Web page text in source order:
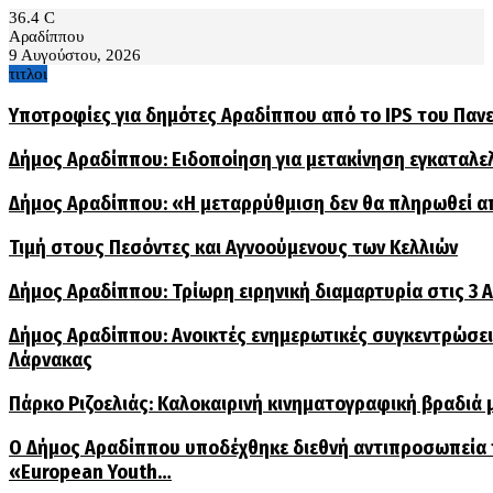
36.4 C
Αραδίππου
9 Αυγούστου, 2026
τιτλοι
Υποτροφίες για δημότες Αραδίππου από το IPS του
Δήμος Αραδίππου: Ειδοποίηση για μετακίνηση
Δήμος Αραδίππου: «Η μεταρρύθμιση δεν θα πληρωθεί
Τιμή στους Πεσόντες και Αγνοούμενους των Κελλιών
Δήμος Αραδίππου: Τρίωρη ειρηνική διαμαρτυρία στις 3
Δήμος Αραδίππου: Ανοικτές ενημερωτικές
Λάρνακας
Πάρκο Ριζοελιάς: Καλοκαιρινή κινηματογραφική
Ο Δήμος Αραδίππου υποδέχθηκε διεθνή
«European Youth…